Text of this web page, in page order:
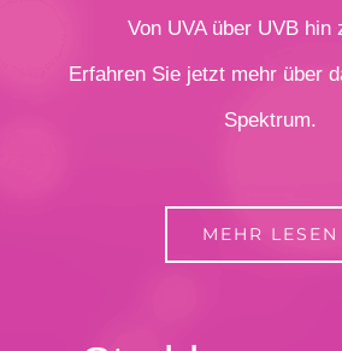
Von UVA über UVB hin
Erfahren Sie jetzt mehr über
Spektrum.
MEHR LESEN